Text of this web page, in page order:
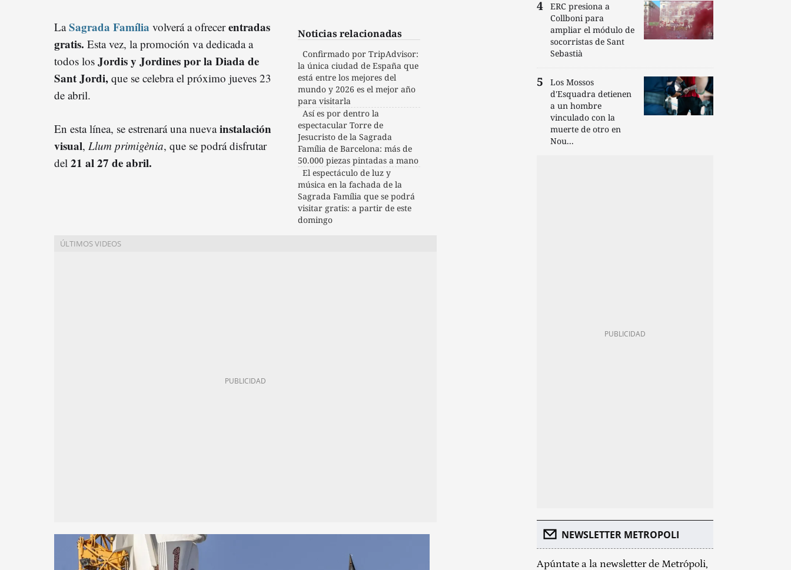
Noticias relacionadas
Confirmado por TripAdvisor:
la única ciudad de España que
está entre los mejores del
mundo y 2026 es el mejor año
para visitarla
Así es por dentro la
espectacular Torre de
Jesucristo de la Sagrada
Família de Barcelona: más de
50.000 piezas pintadas a mano
El espectáculo de luz y
música en la fachada de la
Sagrada Família que se podrá
visitar gratis: a partir de este
domingo
LaSagrada Família volverá a ofrecerentradas
gratis. Esta vez, la promoción va dedicada a
todos los Jordis y Jordines por la Diada de
Sant Jordi, que se celebra el próximo jueves 23
de abril.
En esta línea, se estrenará una nuevainstalación
visual, Llum primigènia, que se podrá disfrutar
del 21 al 27 de abril.
ERC presiona a
Collboni para
ampliar el módulo de
socorristas de Sant
Sebastià
Los Mossos
d'Esquadra detienen
a un hombre
vinculado con la
muerte de otro en
Nou...
NEWSLETTER METROPOLI
Apúntate a la newsletter de Metrópoli,